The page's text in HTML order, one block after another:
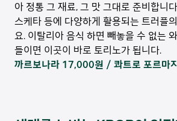
아 정통 그 재료, 그 맛 그대로 준비합니
스케타 등에 다양하게 활용되는 트러플
요. 이탈리아 음식 하면 빼놓을 수 없는
들이면 이곳이 바로 토리노가 됩니다.
까르보나라 17,000원 / 콰트로 포르마